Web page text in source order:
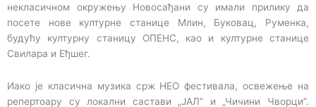
некласичном окружењу Новосађани су имали прилику да
посете нове културне станице Млин, Буковац, Руменка,
будућу културну станицу ОПЕНС, као и културне станице
Свилара и Еђшег.
Иако је класична музика срж НЕО фестивала, освежење на
репертоару су локални састави „ЈАЛ” и „Чичини Чворци”.